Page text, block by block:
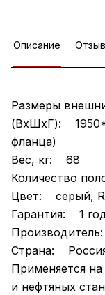
Описание
Размеры
(ВхШхГ):
фланца)
Вес, кг: 68
Количество
Цвет: серый,
Гарантия: 1
Страна:
Применяется
и нефтяных